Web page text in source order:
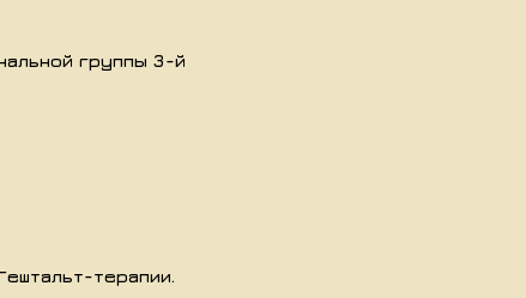
группы 3-й
терапии.